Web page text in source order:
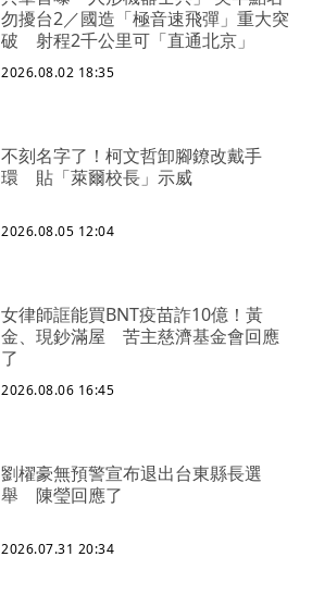
勿擾台2／國造「極音速飛彈」重大突
破 射程2千公里可「直通北京」
2026.08.02 18:35
不刻名字了！柯文哲卸腳鐐改戴手
環 貼「萊爾校長」示威
2026.08.05 12:04
女律師誆能買BNT疫苗詐10億！黃
金、現鈔滿屋 苦主慈濟基金會回應
了
2026.08.06 16:45
劉櫂豪無預警宣布退出台東縣長選
舉 陳瑩回應了
2026.07.31 20:34